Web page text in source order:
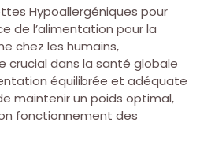
Hypoallergéniques pour
de l’alimentation pour la
chez les humains,
crucial dans la santé globale
équilibrée et adéquate
maintenir un poids optimal,
fonctionnement des